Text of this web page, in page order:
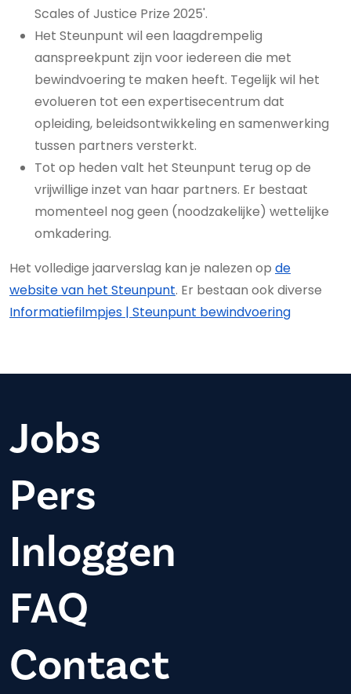
Scales of Justice Prize 2025'.
Het Steunpunt wil een laagdrempelig
aanspreekpunt zijn voor iedereen die met
bewindvoering te maken heeft. Tegelijk wil het
evolueren tot een expertisecentrum dat
opleiding, beleidsontwikkeling en samenwerking
tussen partners versterkt.
Tot op heden valt het Steunpunt terug op de
vrijwillige inzet van haar partners. Er bestaat
momenteel nog geen (noodzakelijke) wettelijke
omkadering.
Het volledige jaarverslag kan je nalezen op de
website van het Steunpunt. Er bestaan ook diverse
Informatiefilmpjes | Steunpunt bewindvoering
Jobs
Pers
Inloggen
FAQ
Contact